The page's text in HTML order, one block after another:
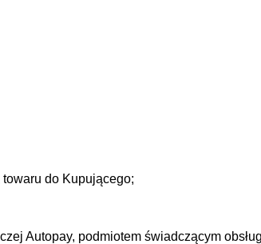
do Kupującego;
Autopay, podmiotem świadczącym